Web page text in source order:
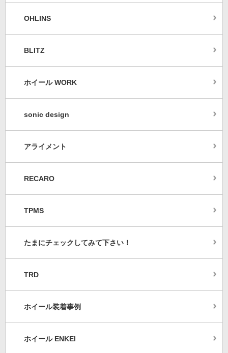
OHLINS
BLITZ
ホイール WORK
sonic design
アライメント
RECARO
TPMS
たまにチェックしてみて下さい！
TRD
ホイール装着事例
ホイール ENKEI